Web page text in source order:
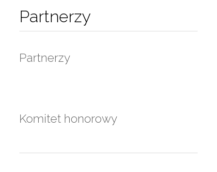
Partnerzy
Partnerzy
Komitet honorowy